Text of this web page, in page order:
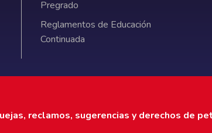
Pregrado
Reglamentos de Educación
Continuada
reclamos, sugerencias y derechos de